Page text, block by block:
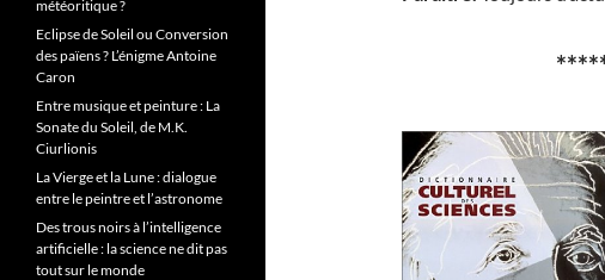
météoritique ?
Eclipse de Soleil ou Conversion
des païens ? L’énigme Antoine
Caron
Entre musique et peinture : La
Sonate du Soleil, de M.K.
Ciurlionis
La Vierge et la Lune : dialogue
entre le peintre et l’astronome
Des trous noirs à l’intelligence
artificielle : la science ne dit pas
tout sur le monde